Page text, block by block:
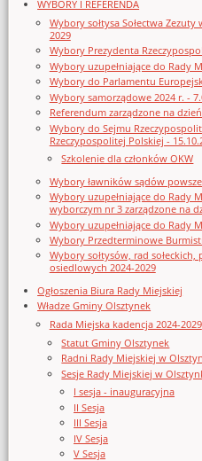
WYBORY I REFERENDA
Wybory sołtysa Sołectwa
2029
Wybory Prezydenta
Wybory uzupełniające do Rady
Wybory do Parlamentu
Wybory samorządowe 2024 r. -
Referendum zarządzone na
Wybory do Sejmu
Rzeczypospolitej Polskiej -
Szkolenie dla członków OKW
Wybory ławników sądów
Wybory uzupełniające do Rady
wyborczym nr 3 zarządzone na
Wybory uzupełniające do Rady
Wybory Przedterminowe
Wybory sołtysów, rad
osiedlowych 2024-2029
Ogłoszenia Biura Rady Miejskiej
Władze Gminy Olsztynek
Rada Miejska kadencja 2024-2029
Statut Gminy Olsztynek
Radni Rady Miejskiej w
Sesje Rady Miejskiej w
I sesja - inauguracyjna
II Sesja
III Sesja
IV Sesja
V Sesja